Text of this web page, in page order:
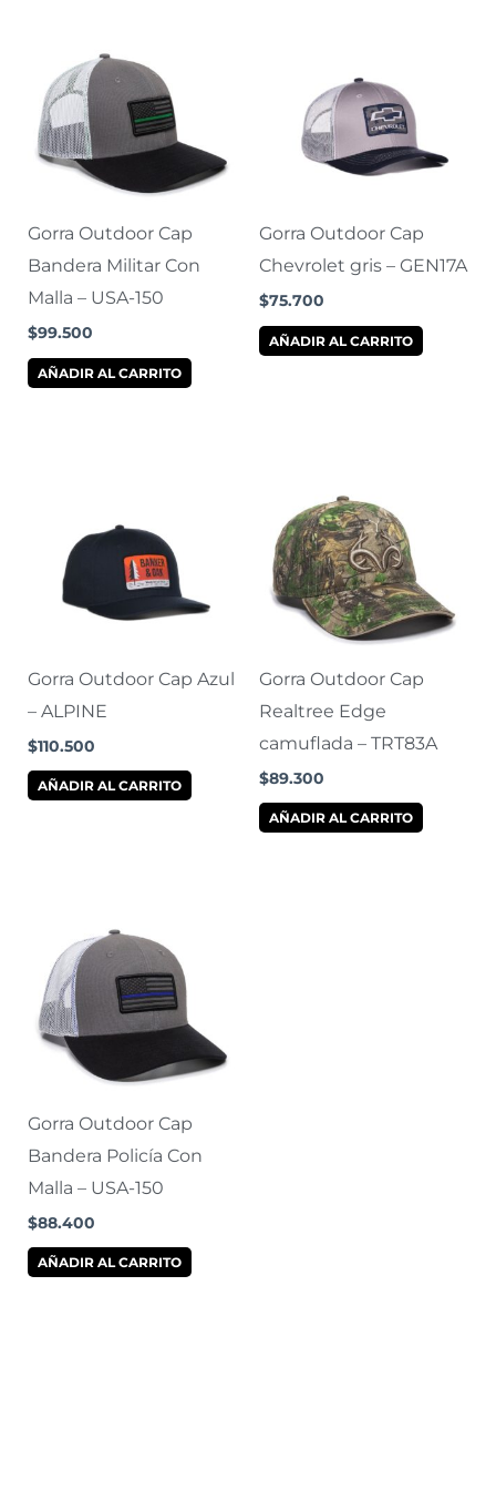
Gorra Outdoor Cap
Bandera Militar Con
Malla – USA-150
$99.500
AÑADIR AL CARRITO
Gorra Outdoor Cap
Chevrolet gris – GEN17A
$75.700
AÑADIR AL CARRITO
Gorra Outdoor Cap Azul
– ALPINE
$110.500
AÑADIR AL CARRITO
Gorra Outdoor Cap
Realtree Edge
camuflada – TRT83A
$89.300
AÑADIR AL CARRITO
Gorra Outdoor Cap
Bandera Policía Con
Malla – USA-150
$88.400
AÑADIR AL CARRITO